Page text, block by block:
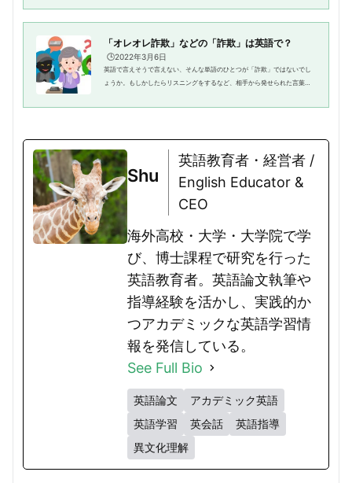
「オレオレ詐欺」などの「詐欺」は英語で？
🕒️2022年3月6日
英語で言えそうで言えない、そんな単語のひとつが「詐欺」ではないでし
ょうか。もしかしたらリスニングをするなど、相手から発せられた言葉な
の上達にはなりません。言えそ...
Shu
英語教育者・経営者 /
English Educator &
CEO
海外高校・大学・大学院で学
び、博士課程で研究を行った
英語教育者。英語論文執筆や
指導経験を活かし、実践的か
つアカデミックな英語学習情
報を発信している。
See Full Bio
英語論文
アカデミック英語
英語学習
英会話
英語指導
異文化理解